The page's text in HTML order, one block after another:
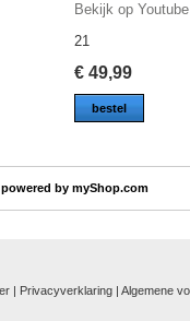
Bekijk op Youtube
21
€ 49,99
bestel
powered by myShop.com
| Privacyverklaring | Algemene